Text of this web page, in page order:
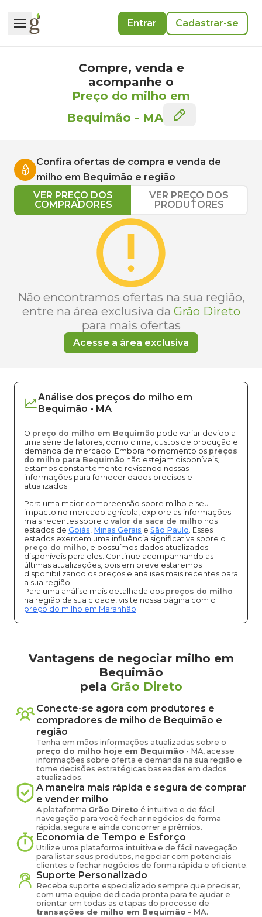
Entrar Cadastrar-se
Compre, venda e
acompanhe o
Preço do milho em
Bequimão - MA
Confira ofertas de compra e venda de
milho em Bequimão e região
VER PREÇO DOS
COMPRADORES
VER PREÇO DOS
PRODUTORES
Não encontramos ofertas na sua região,
entre na área exclusiva da Grão Direto
para mais ofertas
Acesse a área exclusiva
Análise dos preços do milho em
Bequimão - MA
O preço do milho em Bequimão pode variar devido a
uma série de fatores, como clima, custos de produção e
demanda de mercado. Embora no momento os preços
do milho para Bequimão não estejam disponíveis,
estamos constantemente revisando nossas
informações para fornecer dados precisos e
atualizados.
Para uma maior compreensão sobre milho e seu
impacto no mercado agrícola, explore as informações
mais recentes sobre o valor da saca de milho nos
estados de Goiás, Minas Gerais e São Paulo. Esses
estados exercem uma influência significativa sobre o
preço do milho, e possuímos dados atualizados
disponíveis para eles. Continue acompanhando as
últimas atualizações, pois em breve estaremos
disponibilizando os preços e análises mais recentes para
a sua região.
Para uma análise mais detalhada dos preços do milho
na região da sua cidade, visite nossa página com o
preço do milho em Maranhão.
Vantagens de negociar milho em
Bequimão
pela Grão Direto
Conecte-se agora com produtores e
compradores de milho de Bequimão e
região
Tenha em mãos informações atualizadas sobre o
preço do milho hoje em Bequimão - MA, acesse
informações sobre oferta e demanda na sua região e
tome decisões estratégicas baseadas em dados
atualizados.
A maneira mais rápida e segura de comprar
e vender milho
A plataforma Grão Direto é intuitiva e de fácil
navegação para você fechar negócios de forma
rápida, segura e ainda concorrer a prêmios.
Economia de Tempo e Esforço
Utilize uma plataforma intuitiva e de fácil navegação
para listar seus produtos, negociar com potenciais
clientes e fechar negócios de forma rápida e eficiente.
Suporte Personalizado
Receba suporte especializado sempre que precisar,
com uma equipe dedicada pronta para te ajudar e
orientar em todas as etapas do processo de
transações de milho em Bequimão - MA.